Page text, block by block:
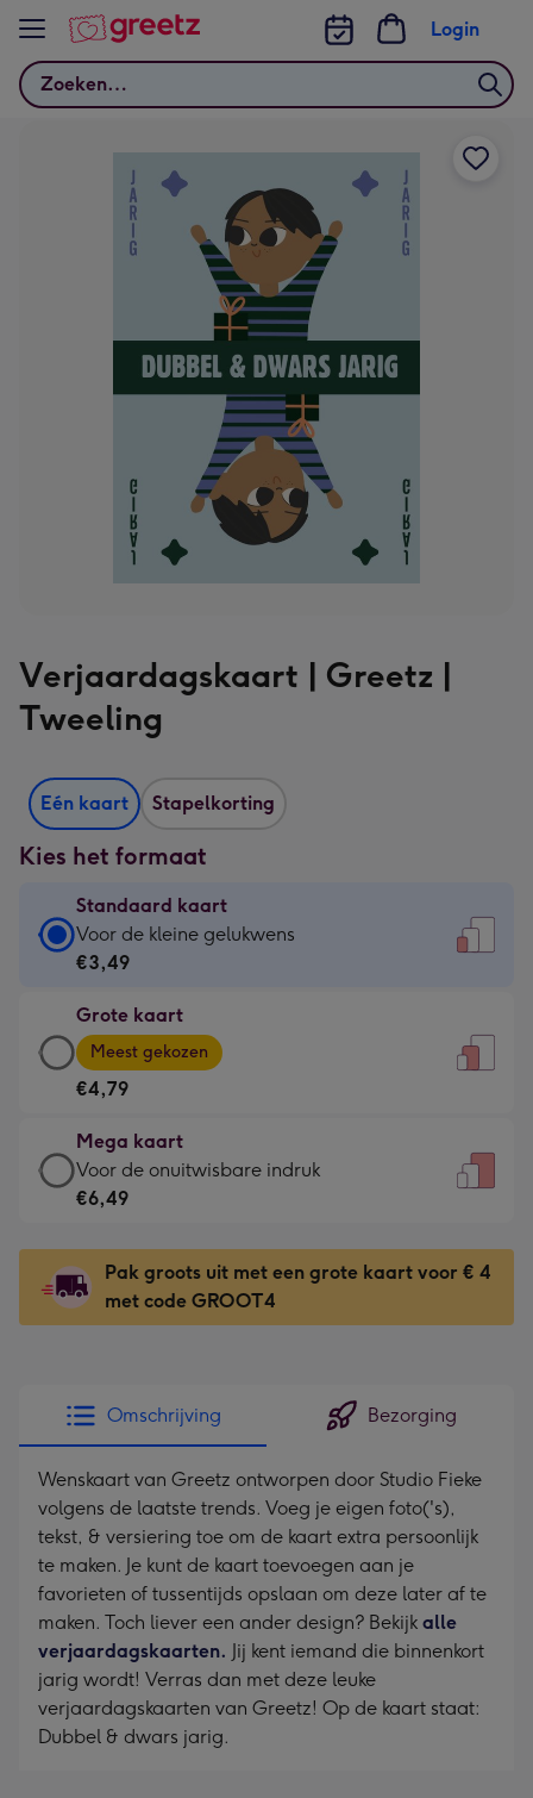
Bekijk meer
Zoeken
Login
Verjaardagskaart | Greetz |
Tweeling
Eén kaart Stapelkorting
Kies het formaat
Standaard kaart
Standaard
kaart
€3,49
-
Voor
kleine
gelukwens
-
120
x
160
mm
Voor de kleine gelukwens
€3,49
Grote kaart
Grote
kaart
-
€4,79
-
Meest
gekozen
Dimensions:
167
x
Meest gekozen
€4,79
Mega kaart
Mega
kaart
€6,49
-
Voor
-
Dimensions:
241
x
333
mm
Voor de onuitwisbare indruk
€6,49
Pak groots uit met een grote kaart voor € 4
met code GROOT4
Omschrijving Bezorging
Wenskaart van Greetz ontworpen door Studio Fieke
volgens de laatste trends. Voeg je eigen foto('s),
tekst, & versiering toe om de kaart extra persoonlijk
te maken. Je kunt de kaart toevoegen aan je
favorieten of tussentijds opslaan om deze later af te
maken. Toch liever een ander design? Bekijk alle
verjaardagskaarten. Jij kent iemand die binnenkort
jarig wordt! Verras dan met deze leuke
verjaardagskaarten van Greetz! Op de kaart staat:
Dubbel & dwars jarig.